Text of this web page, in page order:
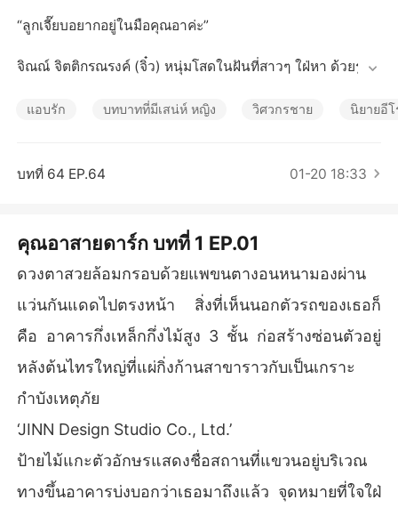
เรื่องสั้นคัดสรร
“ลูกเจี๊ยบอยากอยู่ในมือคุณอาค่ะ”
จิณณ์ จิตติกรณรงค์ (จิ๋ว) หนุ่มโสดในฝันที่สาวๆ ใฝ่หา ด้วยรูปลั
รจึงพร้อมกดบัตรคิวอยากเป็น ‘ลูกไก่ในกำมือ’ ของจิณณ์กันทั้ง
นสาว ปรุงแต่งตัวเองให้เป็นในสิ่งที่ ‘อาจิ๋ว’ ชอบ ทำทุกทางให้ไ
เธอจะ #อ่อย เบอร์แรง ให้อาจิ๋วหวั่นไหว จะ #ยั่ว ทุกทาง ให้อา
จิ๋วปวดหนึบ แม้จะเห็นแล้วว่า บางสิ่งบนร่างกายของเขานั้น ไ
ม่ ‘จิ๋ว’ เลย น่ากลัวอ่ะ... แต่อยากลอง!!
จิณณ์ปวดหนึบเมื่อถูกหลานสาวนอกไส้ยั่วทุกวัน ใครจะคิดว่า #
ลูกเจี๊ยบ ตัวอ้วนป้อม ฟันจอบ ใส่แว่นหนา ตัดผมหน้าม้า จะกลา
ยเป็นสาวสะพรั่ง ถูกสเป็กเขาสุดๆ ขนาดนี้ และสัดส่วนสะท้านใ
จชายโฉด ก็ส่งผลให้ด้านมืดของเขาปะทุ
“โอม... สมภารต้องไม่กินไก่วัด แต่ถ้าไก่มันน่าฟัดจะทำไง”
โอ้ย!! ยิ่งคิดสมองเขาจะระเบิด โอย...
‘ให้ลูกเจี๊ยบอยู่ในมือคุณอานะคะ ไม่ว่าคุณอา จะบีบหรือจะคลา
แอบรัก บทบาทที่มีเสน่ห์ หญิง วิศวกรชาย นิยายอี
บทที่ 64 EP.64 01-20 18:33
คุณอาสายดาร์ก บทที่ 1 EP.01
ดวงตาสวยล้อมกรอบด้วยแพขนตางอนหนามองผ่าน
แว่นกันแดดไปตรงหน้า สิ่งที่เห็นนอกตัวรถของเธอก็
คือ อาคารกึ่งเหล็กกึ่งไม้สูง 3 ชั้น ก่อสร้างซ่อนตัวอยู่
หลังต้นไทรใหญ่ที่แผ่กิ่งก้านสาขาราวกับเป็นเกราะ
กำบังเหตุภัย
‘JINN Design Studio Co., Ltd.’
ป้ายไม้แกะตัวอักษรแสดงชื่อสถานที่แขวนอยู่บริเวณ
ทางขึ้นอาคารบ่งบอกว่าเธอมาถึงแล้ว จุดหมายที่ใจใฝ่